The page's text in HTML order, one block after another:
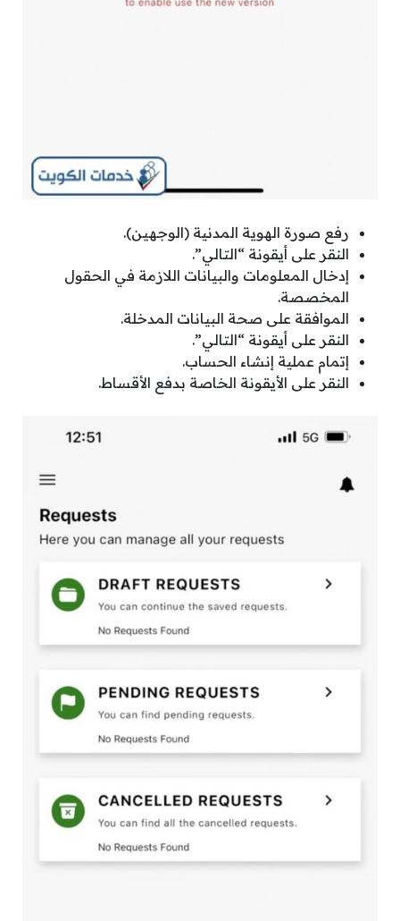
رفع صورة الهوية المدنية (الوجهين).
النقر على أيقونة “التالي”.
إدخال المعلومات والبيانات اللازمة في الحقول
المخصصة.
الموافقة على صحة البيانات المدخلة.
النقر على أيقونة “التالي”.
إتمام عملية إنشاء الحساب.
النقر على الأيقونة الخاصة بدفع الأقساط.